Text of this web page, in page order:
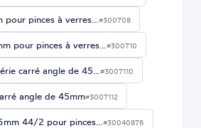
pinces à verres… #300708
pour pinces à verres… #300710
carré angle de 45… #3007110
angle de 45mm#3007112
44/2 pour pinces… #30040876